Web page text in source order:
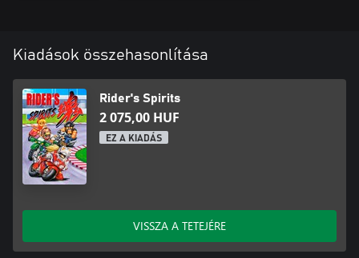
Kiadások összehasonlítása
Rider's Spirits
2 075,00 HUF
EZ A KIADÁS
VISSZA A TETEJÉRE